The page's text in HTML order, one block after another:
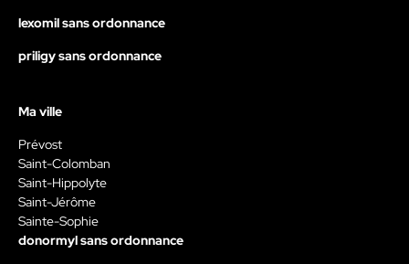
lexomil sans ordonnance
priligy sans ordonnance
Ma ville
Prévost
Saint-Colomban
Saint-Hippolyte
Saint-Jérôme
Sainte-Sophie
donormyl sans ordonnance